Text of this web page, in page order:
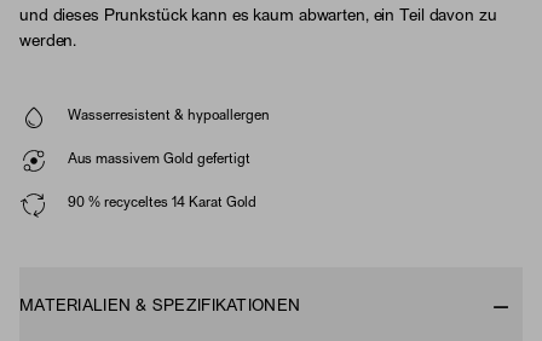
und dieses Prunkstück kann es kaum abwarten, ein Teil davon zu
werden.
Wasserresistent & hypoallergen
Aus massivem Gold gefertigt
90 % recyceltes 14 Karat Gold
MATERIALIEN & SPEZIFIKATIONEN